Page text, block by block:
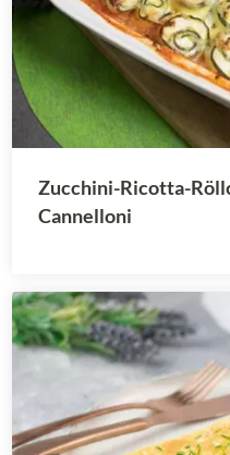
Zucchini-Ricotta-
Cannelloni